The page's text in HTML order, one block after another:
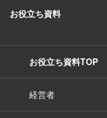
お役立ち資料
お役立ち資料TOP
経営者